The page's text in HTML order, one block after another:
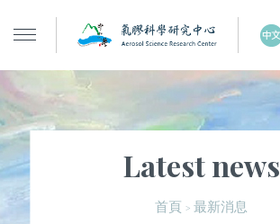
Latest news
首頁 >最新消息